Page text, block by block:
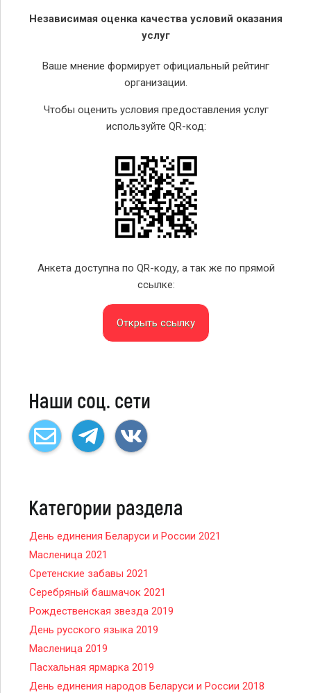
Независимая оценка качества условий оказания
услуг
Ваше мнение формирует официальный рейтинг
организации.
Чтобы оценить условия предоставления услуг
используйте QR-код:
Анкета доступна по QR-коду, а так же по прямой
ссылке:
Открыть ссылку
Наши соц. сети
Категории раздела
День единения Беларуси и России 2021
Масленица 2021
Сретенские забавы 2021
Серебряный башмачок 2021
Рождественская звезда 2019
День русского языка 2019
Масленица 2019
Пасхальная ярмарка 2019
День единения народов Беларуси и России 2018